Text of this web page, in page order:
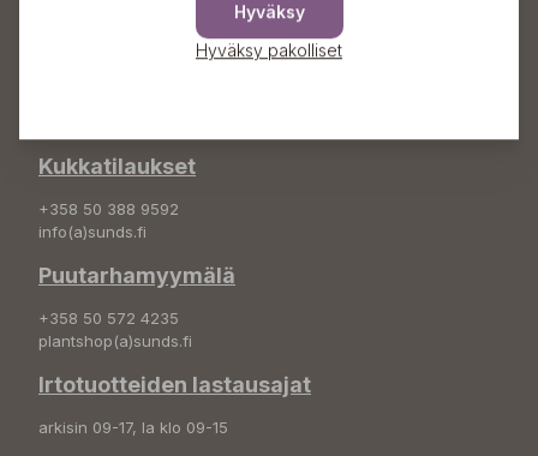
Kukkatilaukset
+358 50 388 9592
info(a)sunds.fi
Puutarhamyymälä
+358 50 572 4235
plantshop(a)sunds.fi
Irtotuotteiden lastausajat
arkisin 09-17, la klo 09-15
Hyväksy
Hyväksy pakolliset